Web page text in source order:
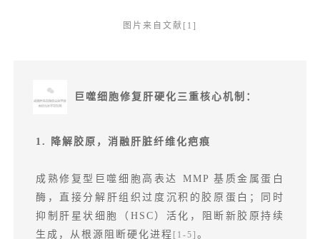
图片来自文献[1]
巨噬细胞修复肝硬化三重核心机制：
1. 降解胶原，消融肝脏纤维化疤痕
成熟修复型巨噬细胞高表达 MMP 基质金属蛋白
酶，直接分解肝组织过度沉积的胶原蛋白；同时
抑制肝星状细胞（HSC）活化，阻断新胶原持续
生成，从根源阻断硬化进程 [1-5] 。